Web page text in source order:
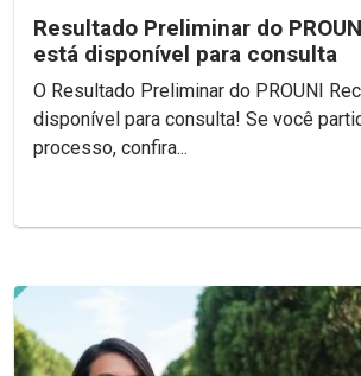
Resultado Preliminar do
está disponível para consulta
O Resultado Preliminar do PROUNI
disponível para consulta! Se você participou do
processo, confira...